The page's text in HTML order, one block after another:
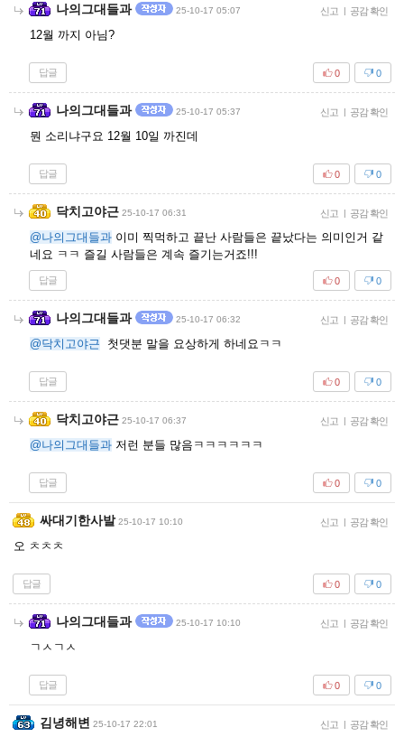
나의그대들과 25-10-17 05:07 신고 | 공감 확인
12월 까지 아님?
답글 0
0
나의그대들과 25-10-17 05:37 신고 | 공감 확인
뭔 소리냐구요 12월 10일 까진데
답글 0
0
닥치고야근 25-10-17 06:31 신고 | 공감 확인
@나의그대들과 이미 찍먹하고 끝난 사람들은 끝났다는 의미인거 같
네요 ㅋㅋ 즐길 사람들은 계속 즐기는거죠!!!
답글 0
0
나의그대들과 25-10-17 06:32 신고 | 공감 확인
@닥치고야근 첫댓분 말을 요상하게 하네요ㅋㅋ
답글 0
0
닥치고야근 25-10-17 06:37 신고 | 공감 확인
@나의그대들과 저런 분들 많음ㅋㅋㅋㅋㅋㅋ
답글 0
0
싸대기한사발 25-10-17 10:10 신고 | 공감 확인
오 ㅊㅊㅊ
답글 0
0
나의그대들과 25-10-17 10:10 신고 | 공감 확인
ㄱㅅㄱㅅ
답글 0
0
김녕해변 25-10-17 22:01 신고 | 공감 확인